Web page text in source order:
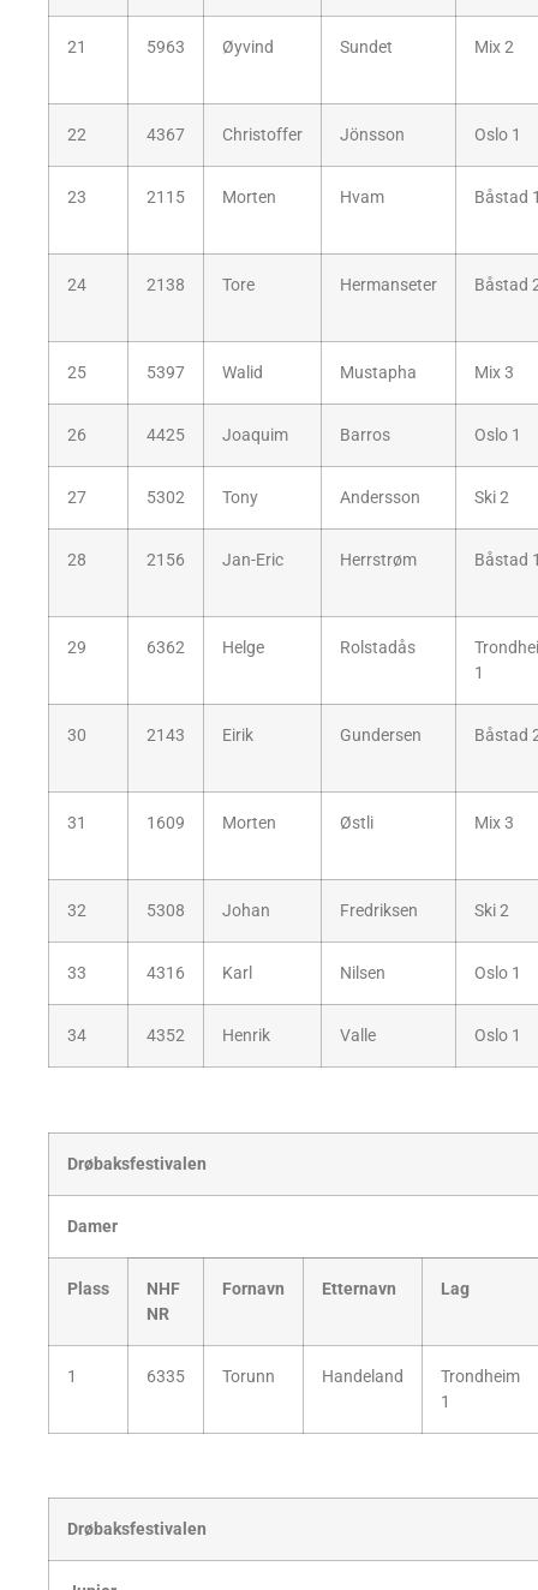
21 5963 Øyvind Sundet Mix 2
22 4367 Christoffer Jönsson Oslo 1
23 2115 Morten Hvam Båstad
24 2138 Tore Hermanseter Båstad
25 5397 Walid Mustapha Mix 3
26 4425 Joaquim Barros Oslo 1
27 5302 Tony Andersson Ski 2
28 2156 Jan-Eric Herrstrøm Båstad
29 6362 Helge Rolstadås
1
30 2143 Eirik Gundersen Båstad
31 1609 Morten Østli Mix 3
32 5308 Johan Fredriksen Ski 2
33 4316 Karl Nilsen Oslo 1
34 4352 Henrik Valle Oslo 1
Drøbaksfestivalen
Damer
Plass
NHF
NR
Fornavn Etternavn Lag
1 6335 Torunn Handeland
Trondheim
1
Drøbaksfestivalen